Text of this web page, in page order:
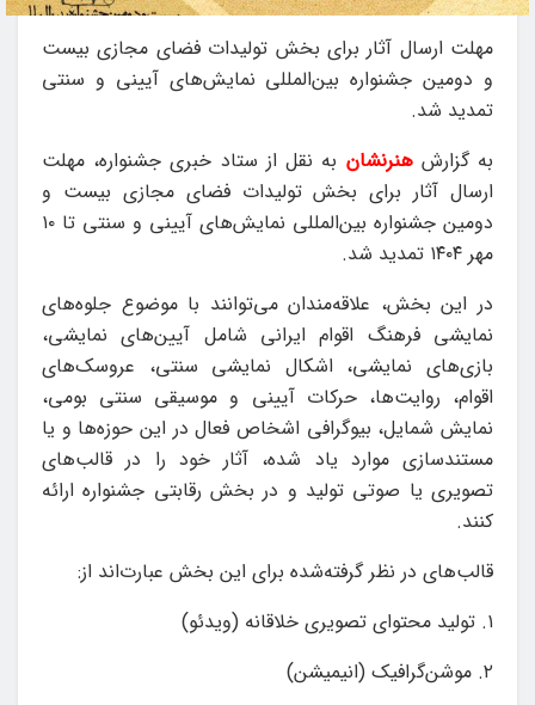
مهلت ارسال آثار برای بخش تولیدات فضای مجازی بیست‌
و دومین جشنواره بین‌المللی نمایش‌های آیینی و سنتی
تمدید شد.
به گزارشهنرنشان به نقل از ستاد خبری جشنواره، مهلت
ارسال آثار برای بخش تولیدات فضای مجازی بیست‌ و
دومین جشنواره بین‌المللی نمایش‌های آیینی و سنتی تا ۱۰
مهر ۱۴۰۴ تمدید شد.
در این بخش، علاقه‌مندان می‌توانند با موضوع جلوه‌های
نمایشی فرهنگ اقوام ایرانی شامل آیین‌های نمایشی،
بازی‌های نمایشی، اشکال نمایشی سنتی، عروسک‌های
اقوام، روایت‌ها، حرکات آیینی و موسیقی سنتی بومی،
نمایش شمایل، بیوگرافی اشخاص فعال در این حوزه‌ها و یا
مستندسازی موارد یاد شده، آثار خود را در قالب‌های
تصویری یا صوتی تولید و در بخش رقابتی جشنواره ارائه
کنند.
قالب‌های در نظر گرفته‌شده برای این بخش عبارت‌اند از:
۱. تولید محتوای تصویری خلاقانه (ویدئو)
۲. موشن‌گرافیک (انیمیشن)